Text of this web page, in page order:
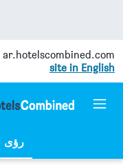
ar.hotelscombined.com
site in English
رؤى